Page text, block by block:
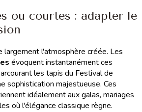
ou courtes : adapter le
largement l'atmosphère créée. Les
évoquent instantanément ces
les tapis du Festival de
sophistication majestueuse. Ces
idéalement aux galas, mariages
où l'élégance classique règne.